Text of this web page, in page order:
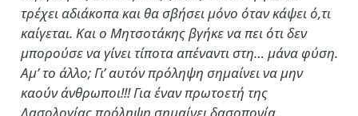
τρέχει αδιάκοπα και θα σβήσει μόνο όταν κάψει ό,τι
καίγεται. Και ο Μητσοτάκης βγήκε να πει ότι δεν
μπορούσε να γίνει τίποτα απέναντι στη… μάνα φύση.
Αμ’ το άλλο; Γι’ αυτόν πρόληψη σημαίνει να μην
καούν άνθρωποι!!! Για έναν πρωτοετή της
Δασολογίας πρόληψη σημαίνει δασοπονία,